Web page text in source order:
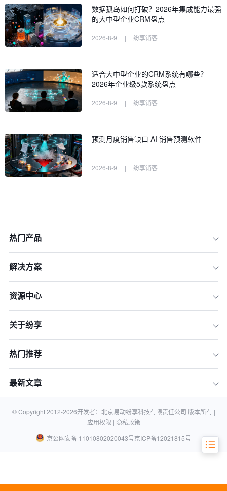
1、制定团队目标
5、进行向上管理
数据孤岛如何打破？2026年集成能力最强
的大中型企业CRM盘点
2026-8-9 | 纷享销客
适合大中型企业的CRM系统有哪些？
2026年企业级5款系统盘点
2026-8-9 | 纷享销客
预测月度销售缺口 AI 销售预测软件
2026-8-9 | 纷享销客
热门产品
解决方案
资源中心
关于纷享
热门推荐
最新文章
© Copyright 2012-2026开发者：北京易动纷享科技有限责任公司 版本所有 |
应用权限 | 隐私政策
京公网安备 11010802020043号京ICP备12021815号